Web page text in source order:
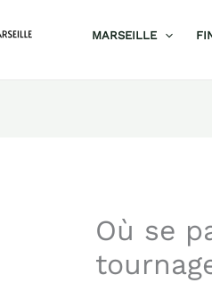
MARSEILLE
Où se